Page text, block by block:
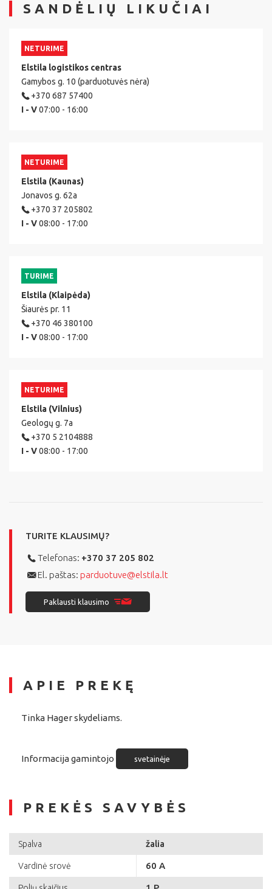
SANDĖLIŲ LIKUČIAI
NETURIME
Elstila logistikos centras
Gamybos g. 10 (parduotuvės nėra)
+370 687 57400
I - V07:00 - 16:00
NETURIME
Elstila (Kaunas)
Jonavos g. 62a
+370 37 205802
I - V08:00 - 17:00
TURIME
Elstila (Klaipėda)
Šiaurės pr. 11
+370 46 380100
I - V08:00 - 17:00
NETURIME
Elstila (Vilnius)
Geologų g. 7a
+370 5 2104888
I - V08:00 - 17:00
TURITE KLAUSIMŲ?
Telefonas: +370 37 205 802
El. paštas: parduotuve@elstila.lt
Paklausti klausimo
APIE PREKĘ
Tinka Hager skydeliams.
Informacija gamintojo svetainėje
PREKĖS SAVYBĖS
Spalva žalia
Vardinė srovė 60 A